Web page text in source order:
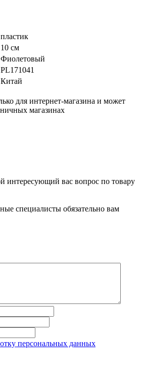
пластик
10 см
Фиолетовый
PL171041
Китай
для интернет-магазина и может
магазинах
интересующий вас вопрос по товару
специалисты обязательно вам
персональных данных